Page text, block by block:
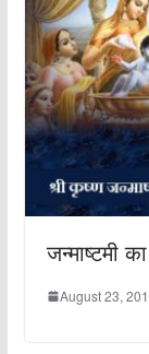
जन्‍माष्‍टमी
August 23,